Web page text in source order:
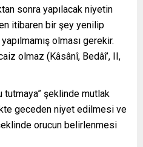
sonra yapılacak niyetin
itibaren bir şey yenilip
olması gerekir.
olmaz (Kâsânî, Bedâî’, II,
tutmaya” şeklinde mutlak
geceden niyet edilmesi ve
orucun belirlenmesi